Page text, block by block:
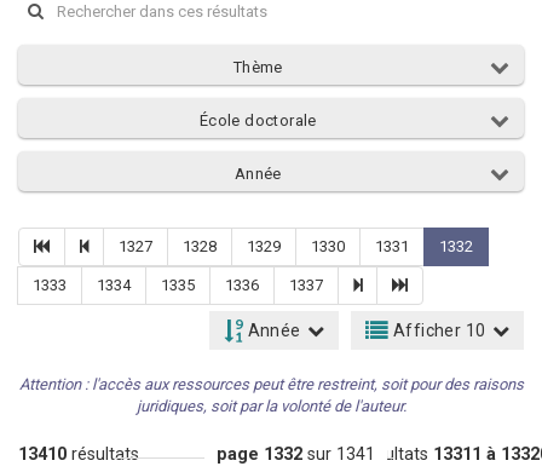
Thème
École doctorale
Année
1327 1328 1329 1330 1331 1332
1333 1334 1335 1336 1337
Année Afficher 10
Attention : l'accès aux ressources peut être restreint, soit pour des raisons
juridiques, soit par la volonté de l'auteur.
13410 résultats page 1332 sur 1341Résultats 13311 à